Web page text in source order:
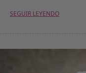
SEGUIR LEYENDO